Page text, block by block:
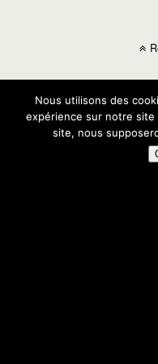
Nous utilisons des
expérience sur notre
site, nous